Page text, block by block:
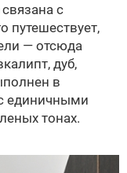
с
путешествует,
— отсюда
дуб,
в
единичными
тонах.